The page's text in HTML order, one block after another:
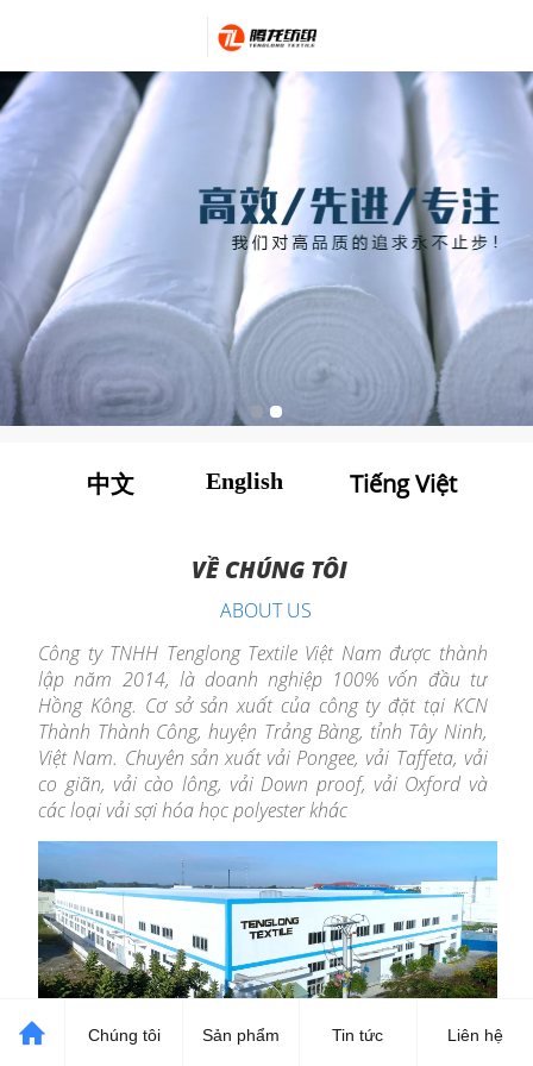
中文 English Tiếng Việt
Công ty TNHH Tenglong Textile Việt Nam được thành
lập năm 2014, là doanh nghiệp 100% vốn đầu tư
Hồng Kông. Cơ sở sản xuất của công ty đặt tại KCN
Thành Thành Công, huyện Trảng Bàng, tỉnh Tây Ninh,
Việt Nam. Chuyên sản xuất vải Pongee, vải Taffeta, vải
co giãn, vải cào lông, vải Down proof, vải Oxford và
các loại vải sợi hóa học polyester khác
VỀ CHÚNG TÔI
ABOUT US
Chúng tôi Sản phẩm Tin tức Liên hệ